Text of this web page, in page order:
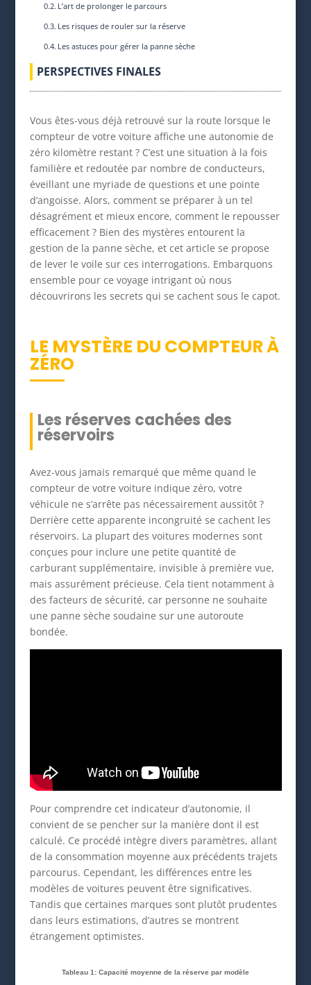
L’art de prolonger le parcours
Les risques de rouler sur la réserve
Les astuces pour gérer la panne sèche
PERSPECTIVES FINALES
Vous êtes-vous déjà retrouvé sur la route lorsque le
compteur de votre voiture affiche une autonomie de
zéro kilomètre restant ? C’est une situation à la fois
familière et redoutée par nombre de conducteurs,
éveillant une myriade de questions et une pointe
d’angoisse. Alors, comment se préparer à un tel
désagrément et mieux encore, comment le repousser
efficacement ? Bien des mystères entourent la
gestion de la panne sèche, et cet article se propose
de lever le voile sur ces interrogations. Embarquons
ensemble pour ce voyage intrigant où nous
découvrirons les secrets qui se cachent sous le capot.
LE MYSTÈRE DU COMPTEUR À
ZÉRO
Les réserves cachées des
réservoirs
Avez-vous jamais remarqué que même quand le
compteur de votre voiture indique zéro, votre
véhicule ne s’arrête pas nécessairement aussitôt ?
Derrière cette apparente incongruité se cachent les
réservoirs. La plupart des voitures modernes sont
conçues pour inclure une petite quantité de
carburant supplémentaire, invisible à première vue,
mais assurément précieuse. Cela tient notamment à
des facteurs de sécurité, car personne ne souhaite
une panne sèche soudaine sur une autoroute
bondée.
Pour comprendre cet indicateur d’autonomie, il
convient de se pencher sur la manière dont il est
calculé. Ce procédé intègre divers paramètres, allant
de la consommation moyenne aux précédents trajets
parcourus. Cependant, les différences entre les
modèles de voitures peuvent être significatives.
Tandis que certaines marques sont plutôt prudentes
dans leurs estimations, d’autres se montrent
étrangement optimistes.
Tableau 1: Capacité moyenne de la réserve par modèle